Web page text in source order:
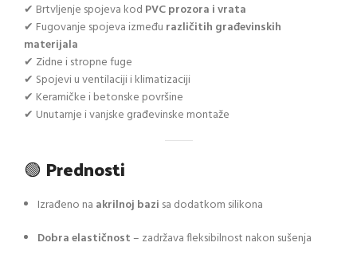
✔ Brtvljenje spojeva kod PVC prozora i vrata
✔ Fugovanje spojeva između različitih građevinskih
materijala
✔ Zidne i stropne fuge
✔ Spojevi u ventilaciji i klimatizaciji
✔ Keramičke i betonske površine
✔ Unutarnje i vanjske građevinske montaže
🟢 Prednosti
Izrađeno na akrilnoj bazi sa dodatkom silikona
Dobra elastičnost– zadržava fleksibilnost nakon sušenja